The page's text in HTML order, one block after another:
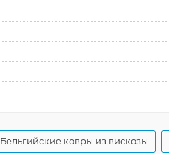
Бельгийские ковры из вискозы